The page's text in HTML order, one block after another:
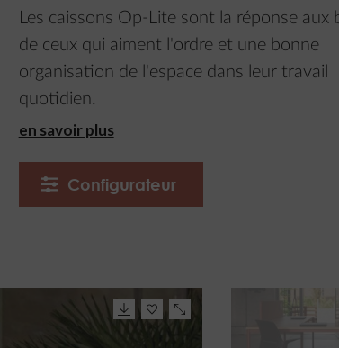
Les caissons Op-Lite sont la réponse aux
de ceux qui aiment l'ordre et une bonne
organisation de l'espace dans leur travail
quotidien.
en savoir plus
Configurateur